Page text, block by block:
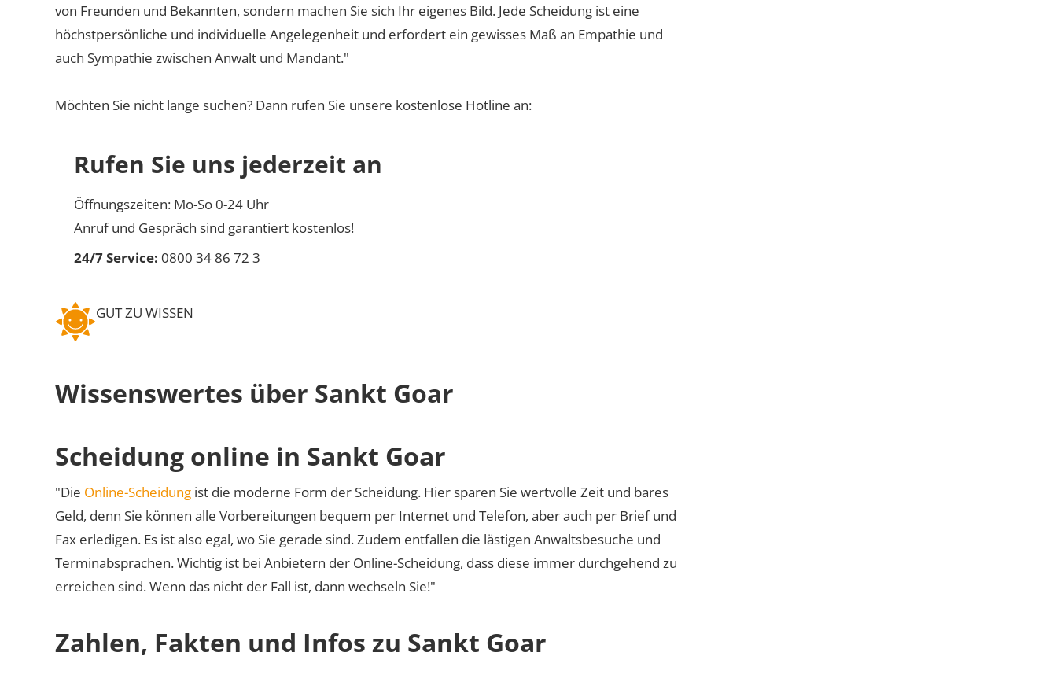
von Freunden und Bekannten, sondern machen Sie sich Ihr eigenes Bild. Jede Scheidung ist eine
höchstpersönliche und individuelle Angelegenheit und erfordert ein gewisses Maß an Empathie und
auch Sympathie zwischen Anwalt und Mandant."
Möchten Sie nicht lange suchen? Dann rufen Sie unsere kostenlose Hotline an:
Rufen Sie uns jederzeit an
Öffnungszeiten: Mo-So 0-24 Uhr
Anruf und Gespräch sind garantiert kostenlos!
24/7 Service: 0800 34 86 72 3
GUT ZU WISSEN
Wissenswertes über Sankt Goar
Scheidung online in Sankt Goar
"Die Online-Scheidung ist die moderne Form der Scheidung. Hier sparen Sie wertvolle Zeit und bares
Geld, denn Sie können alle Vorbereitungen bequem per Internet und Telefon, aber auch per Brief und
Fax erledigen. Es ist also egal, wo Sie gerade sind. Zudem entfallen die lästigen Anwaltsbesuche und
Terminabsprachen. Wichtig ist bei Anbietern der Online-Scheidung, dass diese immer durchgehend zu
erreichen sind. Wenn das nicht der Fall ist, dann wechseln Sie!"
Zahlen, Fakten und Infos zu Sankt Goar